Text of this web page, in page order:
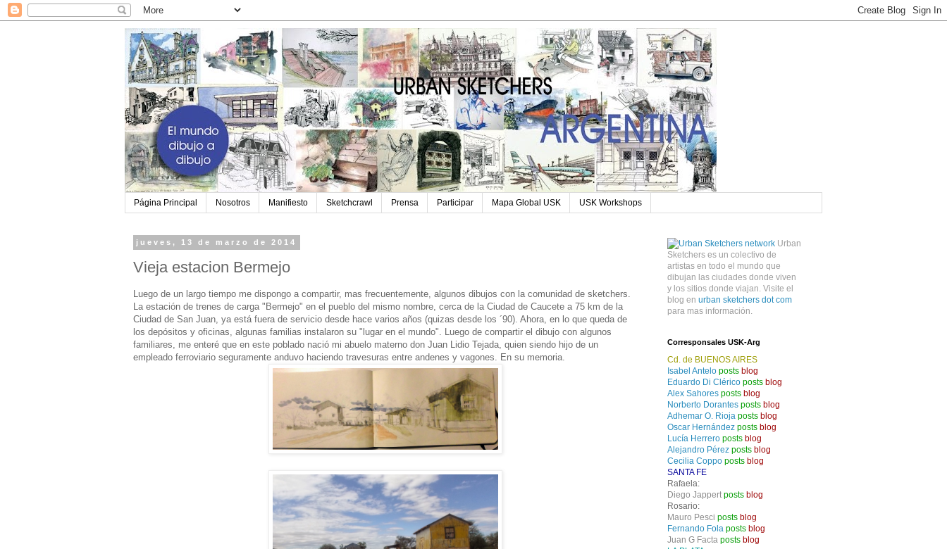
Página Principal Nosotros Manifiesto Sketchcrawl Prensa Participar Mapa Global USK USK Workshops
jueves, 13 de marzo de 2014
Vieja estacion Bermejo
Luego de un largo tiempo me dispongo a compartir, mas frecuentemente, algunos dibujos con la comunidad de sketchers.
La estación de trenes de carga "Bermejo" en el pueblo del mismo nombre, cerca de la Ciudad de Caucete a 75 km de la
Ciudad de San Juan, ya está fuera de servicio desde hace varios años (quizas desde los ´90). Ahora, en lo que queda de
los depósitos y oficinas, algunas familias instalaron su "lugar en el mundo". Luego de compartir el dibujo con algunos
familiares, me enteré que en este poblado nació mi abuelo materno don Juan Lidio Tejada, quien siendo hijo de un
empleado ferroviario seguramente anduvo haciendo travesuras entre andenes y vagones. En su memoria.
Urban
Sketchers es un colectivo de
artistas en todo el mundo que
dibujan las ciudades donde viven
y los sitios donde viajan. Visite el
blog en urban sketchers dot com
para mas información.
Corresponsales USK-Arg
Cd. de BUENOS AIRES
Isabel Antelo posts blog
Eduardo Di Clérico posts blog
Alex Sahores posts blog
Norberto Dorantes posts blog
Adhemar O. Rioja posts blog
Oscar Hernández posts blog
Lucía Herrero posts blog
Alejandro Pérez posts blog
Cecilia Coppo posts blog
SANTA FE
Rafaela:
Diego Jappert posts blog
Rosario:
Mauro Pesci posts blog
Fernando Fola posts blog
Juan G Facta posts blog